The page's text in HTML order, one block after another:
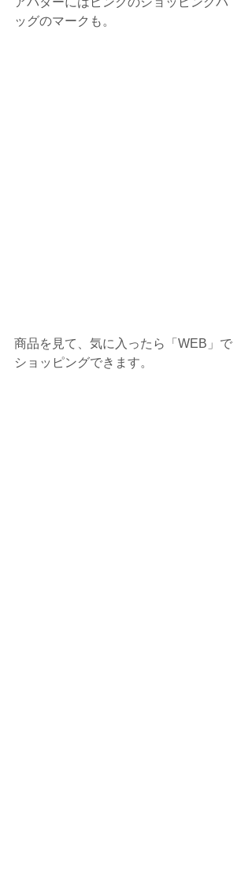
ッグのマークも。
商品を見て、気に入ったら「WEB」で
ショッピングできます。